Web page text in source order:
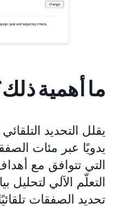
ما أهمية
يقلل التحديد
يدويًا عبر مئات
التي تتوافق مع
التعلّم الآلي لتحليل
تحديد الصفقات